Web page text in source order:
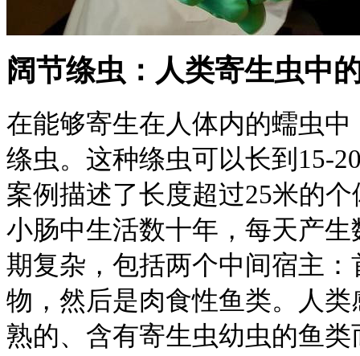
阔节绦虫：人类寄生虫中
在能够寄生在人体内的蠕虫
绦虫。这种绦虫可以长到15-
案例描述了长度超过25米的
小肠中生活数十年，每天产
期复杂，包括两个中间宿主
物，然后是肉食性鱼类。人
熟的、含有寄生虫幼虫的鱼